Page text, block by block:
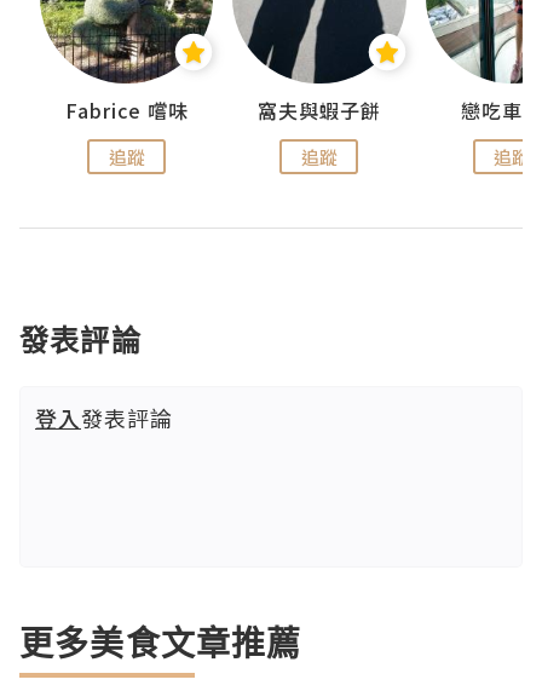
Fabrice 嚐味
追蹤
窩夫與蝦子餅
追蹤
戀吃車
追蹤
發表評論
登入發表評論
更多美食文章推薦